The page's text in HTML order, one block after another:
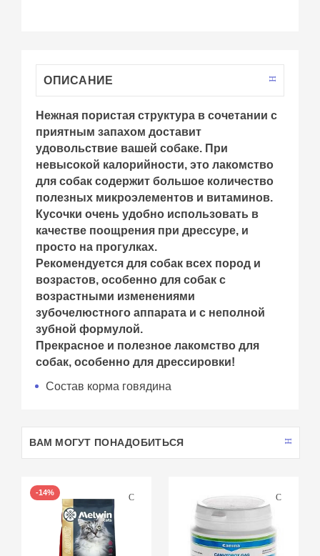
ОПИСАНИЕ
Нежная пористая структура в сочетании с
приятным запахом доставит
удовольствие вашей собаке. При
невысокой калорийности, это лакомство
для собак содержит большое количество
полезных микроэлементов и витаминов.
Кусочки очень удобно использовать в
качестве поощрения при дрессуре, и
просто на прогулках.
Рекомендуется для собак всех пород и
возрастов, особенно для собак с
возрастными изменениями
зубочелюстного аппарата и с неполной
зубной формулой.
Прекрасное и полезное лакомство для
собак, особенно для дрессировки!
Состав корма говядина
ВАМ МОГУТ ПОНАДОБИТЬСЯ
-14%